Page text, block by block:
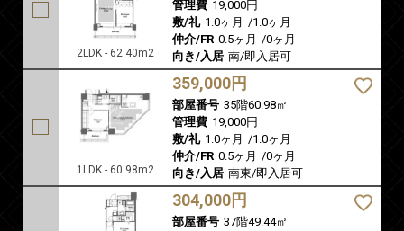
2LDK - 62.40m2
管理費 19,000円
敷/礼 1.0ヶ月 /1.0ヶ月
仲介/FR 0.5ヶ月 /0ヶ月
向き/入居 南/即入居可
1LDK - 60.98m2
359,000円
部屋番号 35階60.98㎡
管理費 19,000円
敷/礼 1.0ヶ月 /1.0ヶ月
仲介/FR 0.5ヶ月 /0ヶ月
向き/入居 南東/即入居可
304,000円
部屋番号 37階49.44㎡